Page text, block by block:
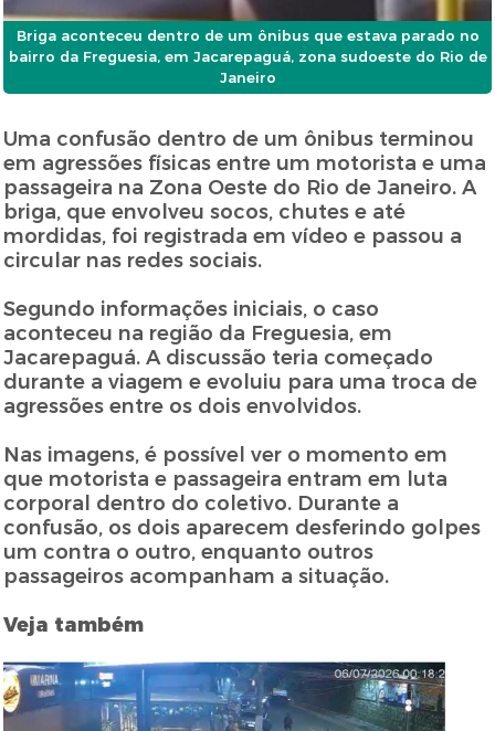
Briga aconteceu dentro de um ônibus que estava parado no
bairro da Freguesia, em Jacarepaguá, zona sudoeste do Rio de
Janeiro
Uma confusão dentro de um ônibus terminou
em agressões físicas entre um motorista e uma
passageira na Zona Oeste do Rio de Janeiro. A
briga, que envolveu socos, chutes e até
mordidas, foi registrada em vídeo e passou a
circular nas redes sociais.
Segundo informações iniciais, o caso
aconteceu na região da Freguesia, em
Jacarepaguá. A discussão teria começado
durante a viagem e evoluiu para uma troca de
agressões entre os dois envolvidos.
Nas imagens, é possível ver o momento em
que motorista e passageira entram em luta
corporal dentro do coletivo. Durante a
confusão, os dois aparecem desferindo golpes
um contra o outro, enquanto outros
passageiros acompanham a situação.
Veja também